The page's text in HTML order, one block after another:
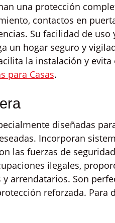
una protección
contactos en
Su facilidad de uso
un hogar seguro y
la instalación y evita
para Casas.
diseñadas
Incorporan
las fuerzas de
ilegales,
arrendatarios. Son
reforzada. Para